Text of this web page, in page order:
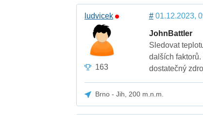
ludvicek
163
#01.12.2023,
JohnBattler
Sledovat
dalších
dostatečný
Brno - Jih, 200 m.n.m.